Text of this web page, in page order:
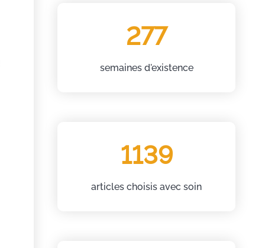
277
semaines d'existence
1139
articles choisis avec soin